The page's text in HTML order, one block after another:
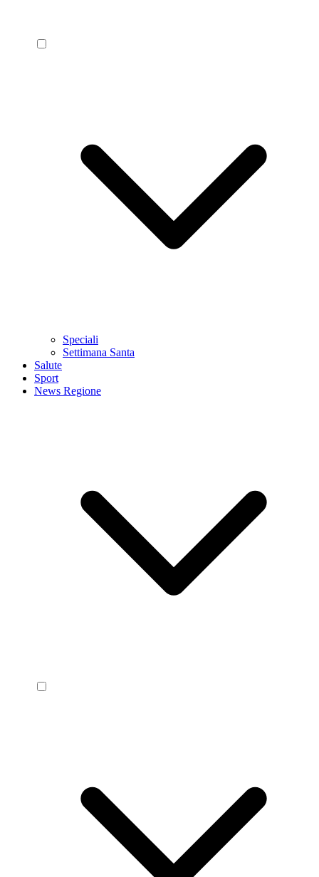
Speciali
Settimana Santa
Salute
Sport
News Regione